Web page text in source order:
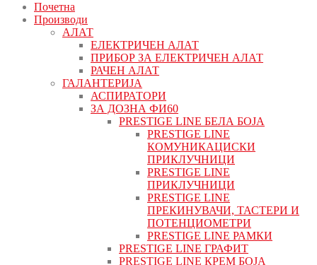
Почетна
Производи
АЛАТ
ЕЛЕКТРИЧЕН АЛАТ
ПРИБОР ЗА ЕЛЕКТРИЧЕН АЛАТ
РАЧЕН АЛАТ
ГАЛАНТЕРИЈА
АСПИРАТОРИ
ЗА ДОЗНА ФИ60
PRESTIGE LINE БЕЛА БОЈА
PRESTIGE LINE
КОМУНИКАЦИСКИ
ПРИКЛУЧНИЦИ
PRESTIGE LINE
ПРИКЛУЧНИЦИ
PRESTIGE LINE
ПРЕКИНУВАЧИ, ТАСТЕРИ И
ПОТЕНЦИОМЕТРИ
PRESTIGE LINE РАМКИ
PRESTIGE LINE ГРАФИТ
PRESTIGE LINE КРЕМ БОЈА